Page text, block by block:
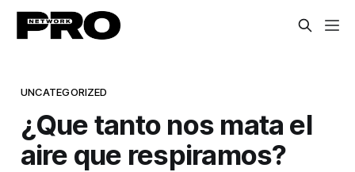
UNCATEGORIZED
¿Que tanto nos mata el
aire que respiramos?